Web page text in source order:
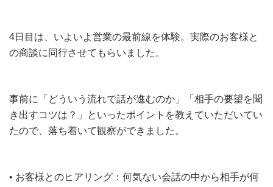
4日目は、いよいよ営業の最前線を体験。実際のお客様と
の商談に同行させてもらいました。
事前に「どういう流れで話が進むのか」「相手の要望を聞
き出すコツは？」といったポイントを教えていただいてい
たので、落ち着いて観察ができました。
• お客様とのヒアリング：何気ない会話の中から相手が何